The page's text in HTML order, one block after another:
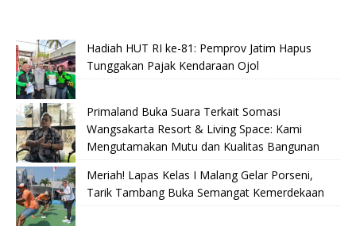
Hadiah HUT RI ke-81: Pemprov Jatim Hapus
Tunggakan Pajak Kendaraan Ojol
Primaland Buka Suara Terkait Somasi
Wangsakarta Resort & Living Space: Kami
Mengutamakan Mutu dan Kualitas Bangunan
Meriah! Lapas Kelas I Malang Gelar Porseni,
Tarik Tambang Buka Semangat Kemerdekaan